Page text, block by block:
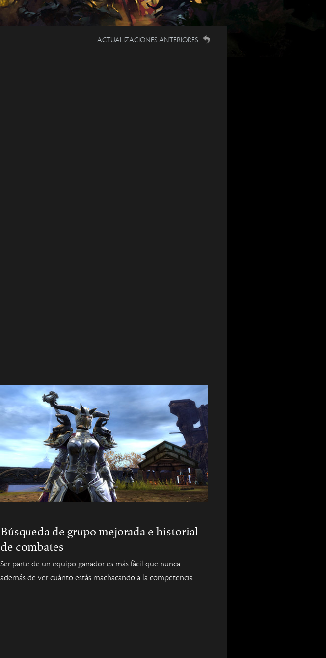
ACTUALIZACIONES ANTERIORES
Búsqueda de grupo mejorada e historial
de combates
Ser parte de un equipo ganador es más fácil que nunca…
además de ver cuánto estás machacando a la competencia.